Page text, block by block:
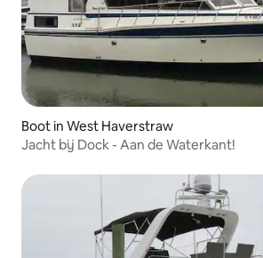
Boot in West Haverstraw
Jacht bij Dock - Aan de Waterkant!